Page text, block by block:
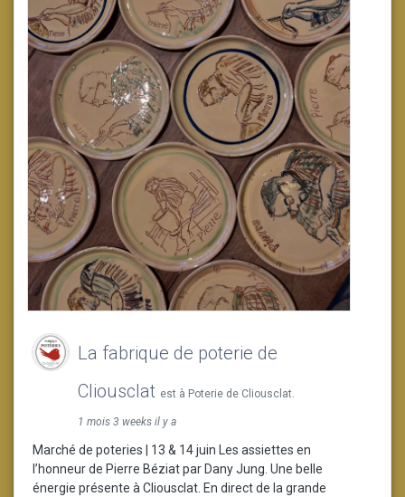
La fabrique de poterie de
Cliousclat est à Poterie de Cliousclat.
1 mois 3 weeks il y a
Marché de poteries | 13 & 14 juin Les assiettes en
l’honneur de Pierre Béziat par Dany Jung. Une belle
énergie présente à Cliousclat. En direct de la grande